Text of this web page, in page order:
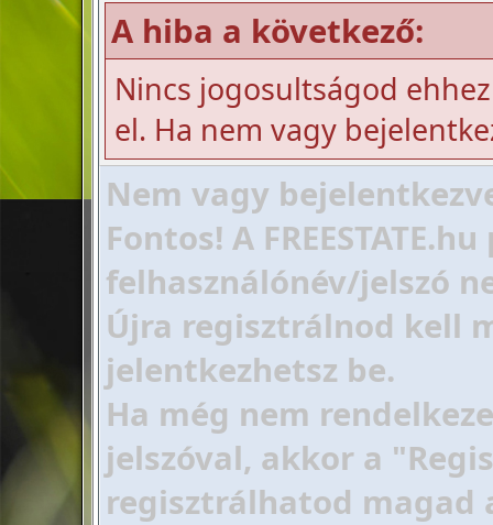
A hiba a következő:
Nincs jogosultságod
el. Ha nem vagy
Nem vagy
Fontos! A
felhasználónév/jelszó
Újra regisztrálnod kell
jelentkezhetsz be.
Ha még nem
jelszóval, akkor a
regisztrálhatod magad